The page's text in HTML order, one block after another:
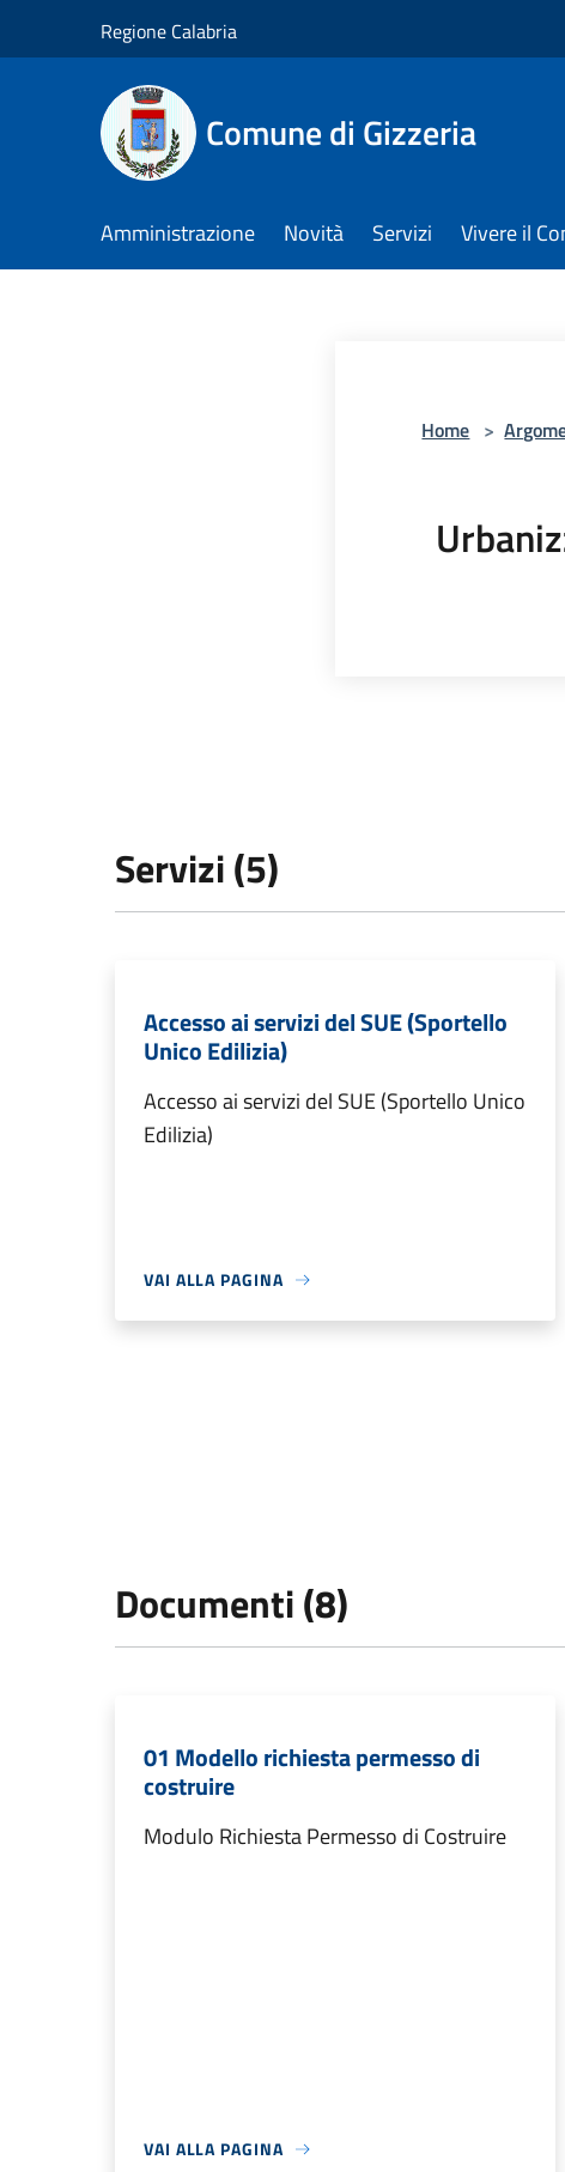
Regione Calabria
Comune di Gizzeria
Amministrazione Novità Servizi Vivere il
Home >
Servizi (5)
Accesso ai servizi del SUE (Sportello
Unico Edilizia)
Accesso ai servizi del SUE (Sportello Unico
Edilizia)
VAI ALLA PAGINA
Documenti (8)
01 Modello richiesta permesso di
costruire
Modulo Richiesta Permesso di Costruire
VAI ALLA PAGINA